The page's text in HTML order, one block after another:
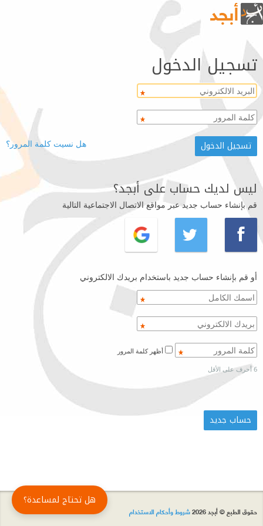
تسجيل الدخول
هل نسيت كلمة المرور؟
ليس لديك حساب على أبجد؟
قم بإنشاء حساب جديد عبر مواقع الاتصال الاجتماعية التالية
أو قم بإنشاء حساب جديد باستخدام بريدك الالكتروني
6 أحرف على الأقل
حقوق الطبع © أبجد 2026 شروط وأحكام الاستخدام
هل تحتاج لمساعدة؟